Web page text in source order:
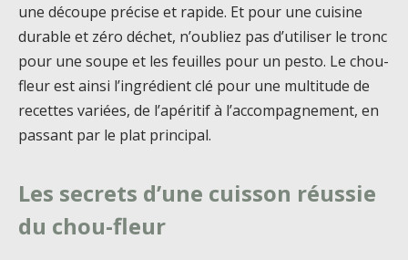
une découpe précise et rapide. Et pour une cuisine
durable et zéro déchet, n’oubliez pas d’utiliser le tronc
pour une soupe et les feuilles pour un pesto. Le chou-
fleur est ainsi l’ingrédient clé pour une multitude de
recettes variées, de l’apéritif à l’accompagnement, en
passant par le plat principal.
Les secrets d’une cuisson réussie
du chou-fleur